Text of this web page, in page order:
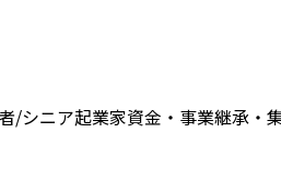
シニア起業家資金・事業継承・